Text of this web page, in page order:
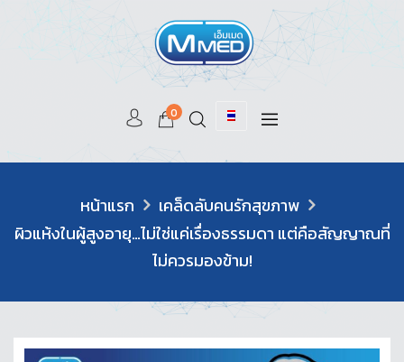
0
หน้าแรก
เคล็ดลับคนรักสุขภาพ
ผิวแห้งในผู้สูงอายุ…ไม่ใช่แค่เรื่องธรรมดา แต่คือสัญญาณที่
ไม่ควรมองข้าม!